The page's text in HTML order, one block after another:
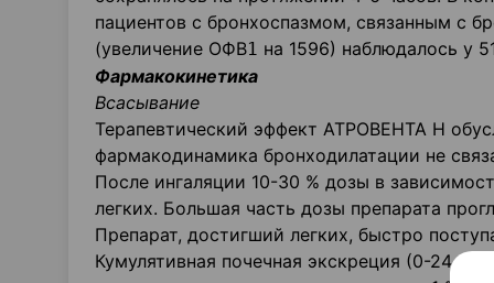
пациентов с бронхоспазмом, связанным с
(увеличение ОФВ1 на 1596) наблюдалось у
Фармакокинетика
Всасывание
Терапевтический эффект АТРОВЕНТА Н
фармакодинамика бронходилатации не
После ингаляции 10-30 % дозы в
легких. Большая часть дозы препарата
Препарат, достигший легких, быстро
Кумулятивная почечная экскреция (0-24